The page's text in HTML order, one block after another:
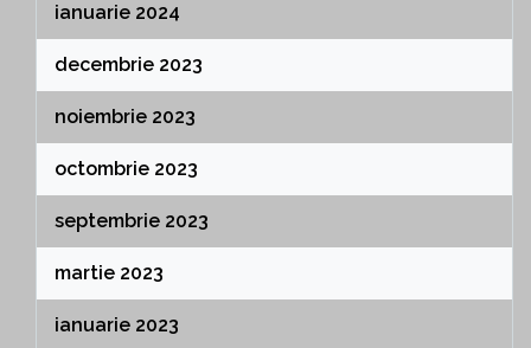
ianuarie 2024
decembrie 2023
noiembrie 2023
octombrie 2023
septembrie 2023
martie 2023
ianuarie 2023